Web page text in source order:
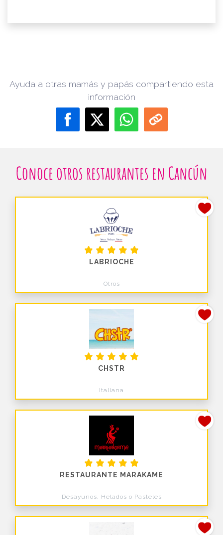
Ayuda a otras mamás y papás compartiendo esta
información
Conoce otros restaurantes en Cancún
LABRIOCHE
Otros
CHSTR
Italiana
RESTAURANTE MARAKAME
Desayunos, Helados o Pasteles